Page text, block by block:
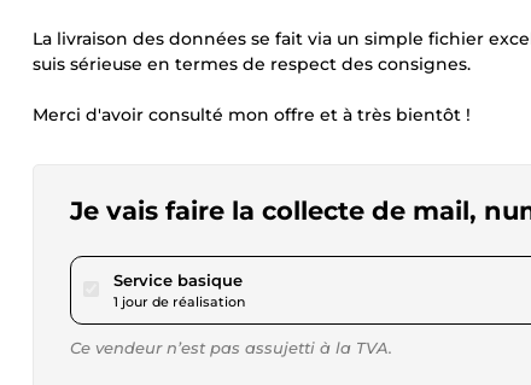
La livraison des données se fait via un simple fichier
suis sérieuse en termes de respect des consignes.
Merci d'avoir consulté mon offre et à très bientôt !
Je vais faire la collecte de mail,
Service basiquepour 17,28 $US
1 jour de réalisation
Ce vendeur n’est pas assujetti à la TVA.